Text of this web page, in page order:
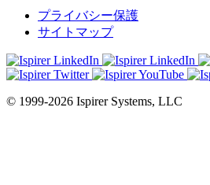
プライバシー保護
サイトマップ
© 1999-2026 Ispirer Systems, LLC